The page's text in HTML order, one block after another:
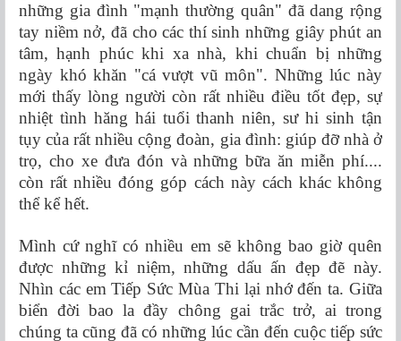
những gia đình "mạnh thường quân" đã dang rộng
tay niềm nở, đã cho các thí sinh những giây phút an
tâm, hạnh phúc khi xa nhà, khi chuẩn bị những
ngày khó khăn "cá vượt vũ môn". Những lúc này
mới thấy lòng người còn rất nhiều điều tốt đẹp, sự
nhiệt tình hăng hái tuổi thanh niên, sư hi sinh tận
tụy của rất nhiều cộng đoàn, gia đình: giúp đỡ nhà ở
trọ, cho xe đưa đón và những bữa ăn miễn phí....
còn rất nhiều đóng góp cách này cách khác không
thể kể hết.
Mình cứ nghĩ có nhiều em sẽ không bao giờ quên
được những kỉ niệm, những dấu ấn đẹp đẽ này.
Nhìn các em Tiếp Sức Mùa Thi lại nhớ đến ta. Giữa
biển đời bao la đầy chông gai trắc trở, ai trong
chúng ta cũng đã có những lúc cần đến cuộc tiếp sức